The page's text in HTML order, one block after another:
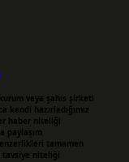
veya şahıs şirketi
kendi hazırladığımız
haber niteliği
paylaşım
tamamen
niteliği